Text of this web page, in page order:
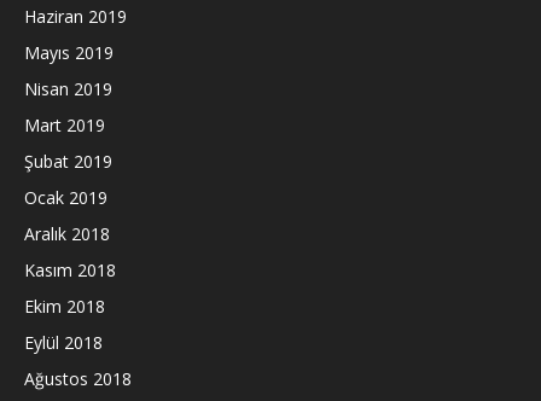
Haziran 2019
Mayıs 2019
Nisan 2019
Mart 2019
Şubat 2019
Ocak 2019
Aralık 2018
Kasım 2018
Ekim 2018
Eylül 2018
Ağustos 2018